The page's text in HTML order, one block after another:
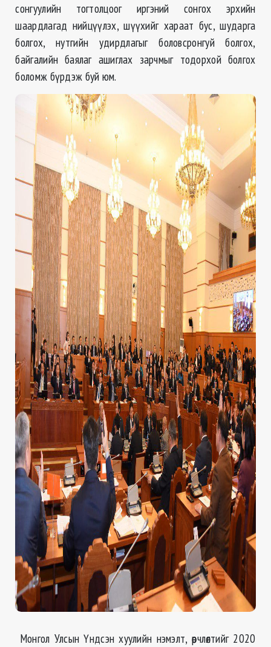
сонгуулийн тогтолцоог иргэний сонгох эрхийн
шаардлагад нийцүүлэх, шүүхийг хараат бус, шударга
болгох, нутгийн удирдлагыг боловсронгуй болгох,
байгалийн баялаг ашиглах зарчмыг тодорхой болгох
боломж бүрдэж буй юм.
Монгол Улсын Үндсэн хуулийн нэмэлт, өөрчлөлтийг 2020